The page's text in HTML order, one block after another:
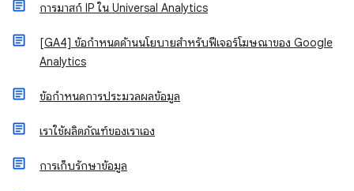
การมาสก์ IP ใน Universal Analytics
[GA4] ข้อกำหนดด้านนโยบายสำหรับฟีเจอร์โฆษณาของ Google
Analytics
ข้อกำหนดการประมวลผลข้อมูล
เราใช้ผลิตภัณฑ์ของเราเอง
การเก็บรักษาข้อมูล